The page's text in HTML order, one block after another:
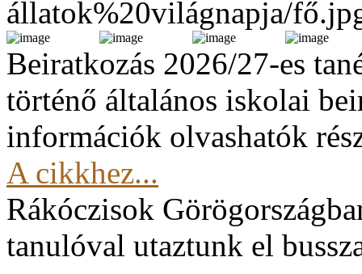
állatok%20világnapja/
Beiratkozás 2026/27-es
történő általános iskolai
információk olvashatók
A cikkhez...
Rákóczisok
tanulóval utaztunk el